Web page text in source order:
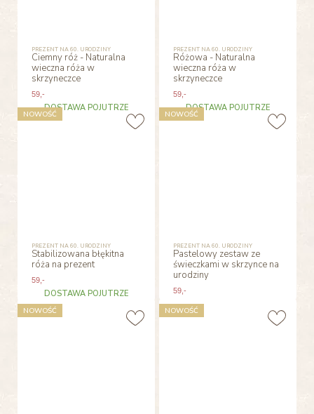
PREZENT NA 60. URODZINY
Ciemny róż - Naturalna
wieczna róża w
skrzyneczce
59,-
DOSTAWA POJUTRZE
PREZENT NA 60. URODZINY
Różowa - Naturalna
wieczna róża w
skrzyneczce
59 ,-
DOSTAWA POJUTRZE
PREZENT NA 60. URODZINY
Stabilizowana błękitna
róża na prezent
59,-
DOSTAWA POJUTRZE
NOWOŚĆ
PREZENT NA 60. URODZINY
Pastelowy zestaw ze
świeczkami w skrzynce na
urodziny
59 ,-
NOWOŚĆ
NOWOŚĆ NOWOŚĆ